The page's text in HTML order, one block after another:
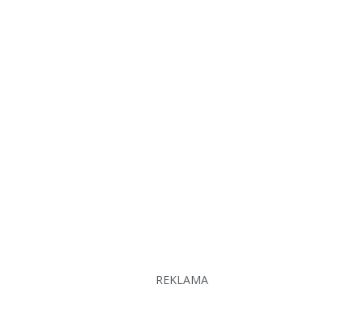
REKLAMA